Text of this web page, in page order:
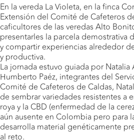
En la vereda La Violeta, en la finca
Extensión del Comité de Cafeteros
caficultores de las veredas Alto
presentarles la parcela demostrativa
y compartir experiencias alrededor
y productiva.
La jornada estuvo guiada por Natalia
Humberto Paéz, integrantes del
Comité de Cafeteros de Caldas,
de sembrar variedades resistentes a
roya y la CBD (enfermedad de la
aún ausente en Colombia pero para
desarrolla material genéticamente
al reto.